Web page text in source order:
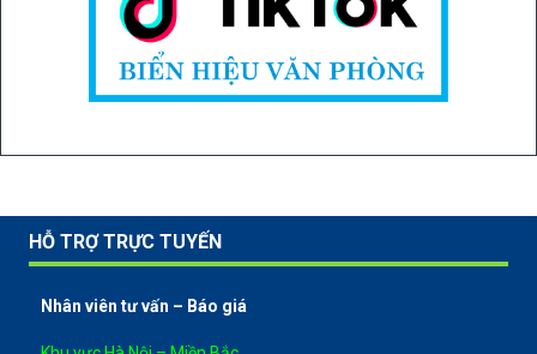
HỖ TRỢ TRỰC TUYẾN
Nhân viên tư vấn – Báo giá